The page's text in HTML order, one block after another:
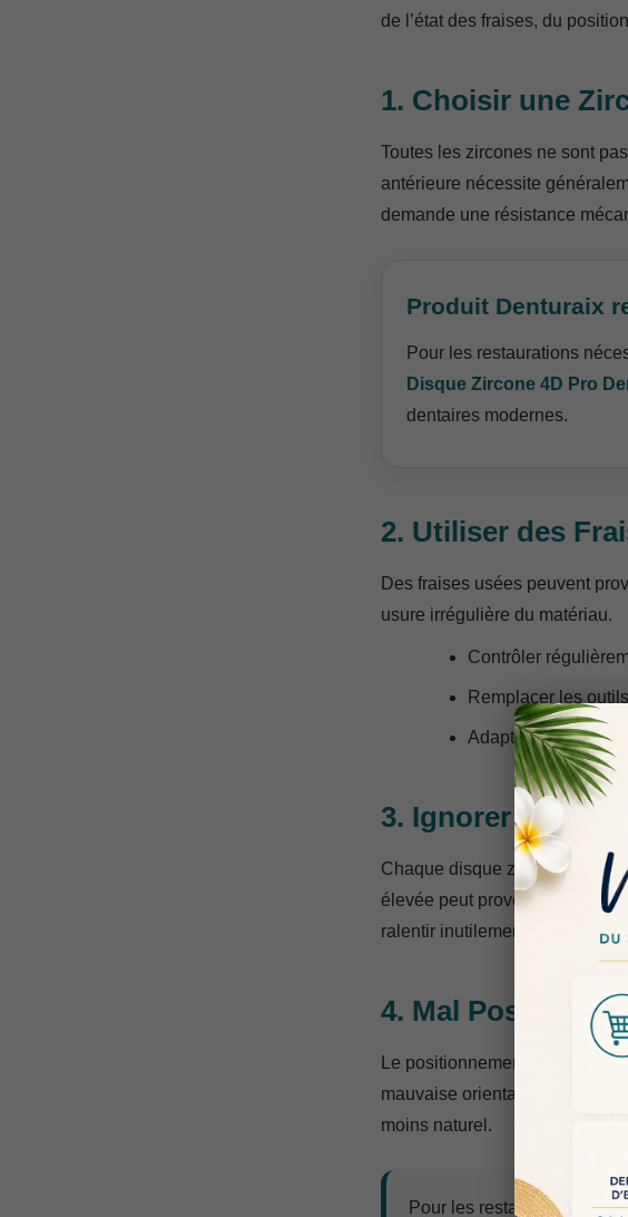
de l’état des fraises, du
1. Choisir une
Toutes les zircones ne sont
antérieure nécessite
demande une résistance
Produit Denturaix
Pour les restaurations
Disque Zircone 4D Pro
dentaires modernes.
2. Utiliser des
Des fraises usées peuvent
usure irrégulière du matériau.
Contrôler
Remplacer les
Adapter les outils
3. Ignorer les
Chaque disque zircone doit
élevée peut provoquer des
ralentir inutilement la
4. Mal
Le positionnement est
mauvaise orientation peut
moins naturel.
Pour les restaurations